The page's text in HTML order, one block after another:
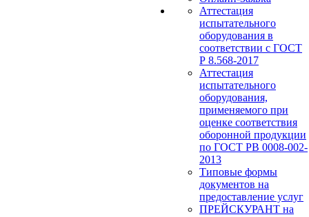
Аттестация
испытательного
оборудования в
соответствии с ГОСТ
Р 8.568-2017
Аттестация
испытательного
оборудования,
применяемого при
оценке соответствия
оборонной продукции
по ГОСТ РВ 0008-002-
2013
Типовые формы
документов на
предоставление услуг
ПРЕЙСКУРАНТ на